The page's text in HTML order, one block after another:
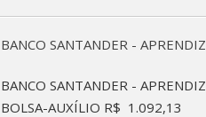
BANCO SANTANDER - APRENDIZ
BANCO SANTANDER - APRENDIZ
BOLSA-AUXÍLIO R$ 1.092,13